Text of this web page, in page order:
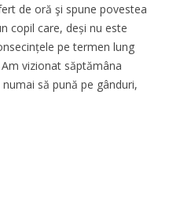
de oră şi spune povestea
copil care, deși nu este
pe termen lung
vizionat săptămâna
să pună pe gânduri,